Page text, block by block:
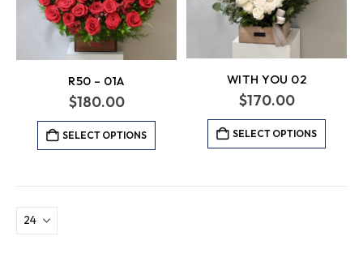
R50 – 01A
$180.00
SELECT OPTIONS
WITH YOU 02
$170.00
SELECT OPTIONS